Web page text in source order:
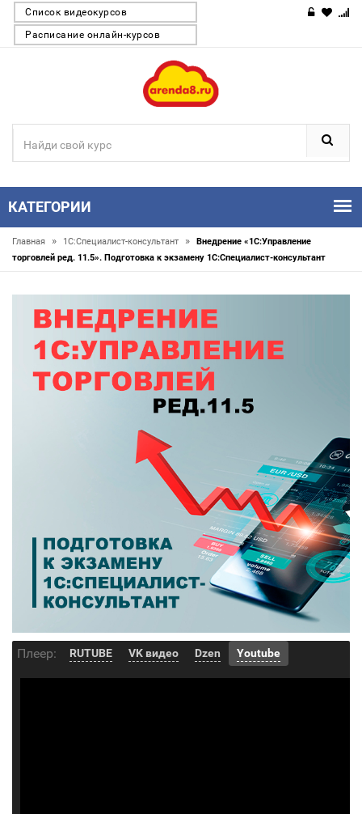
Список видеокурсов
Расписание онлайн-курсов
КАТЕГОРИИ
Главная » 1С:Специалист-консультант »
Внедрение «1С:Управление
торговлей ред. 11.5». Подготовка к экзамену 1С:Специалист-консультант
Плеер: RUTUBE VK видео Dzen Youtube